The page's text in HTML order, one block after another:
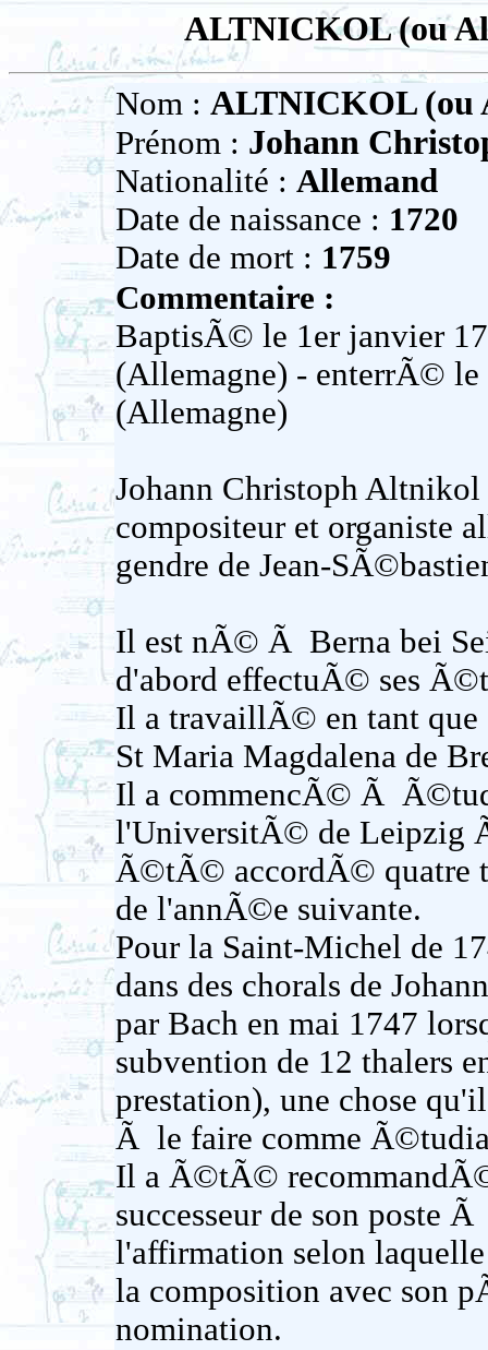
ALTNICKOL (ou
Nom : ALTNICKOL (ou
Prénom : Johann
Nationalité : Allemand
Date de naissance : 1720
Date de mort : 1759
Commentaire :
BaptisÃ© le 1er janvier
(Allemagne) - enterrÃ©
(Allemagne)
Johann Christoph
compositeur et organiste
gendre de Jean-
Il est nÃ© Ã Berna bei
d'abord effectuÃ© ses
Il a travaillÃ© en tant que
St Maria Magdalena de
Il a commencÃ© Ã
l'UniversitÃ© de Leipzig
Ã©tÃ© accordÃ© quatre
de l'annÃ©e suivante.
Pour la Saint-Michel de
dans des chorals de
par Bach en mai 1747
subvention de 12 thalers
prestation), une chose
Ã le faire comme
Il a Ã©tÃ©
successeur de son poste
l'affirmation selon
la composition avec son
nomination.